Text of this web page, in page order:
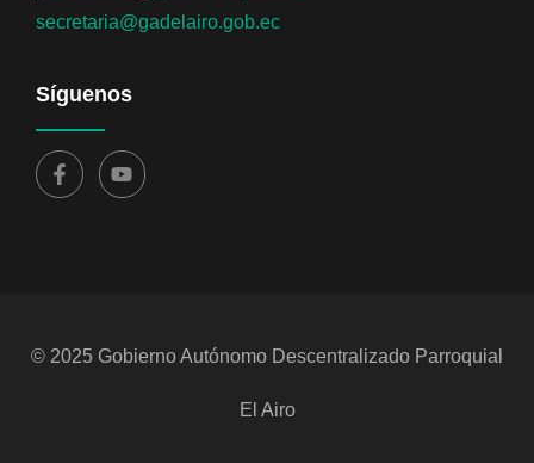
secretaria@gadelairo.gob.ec
Síguenos
© 2025 Gobierno Autónomo Descentralizado Parroquial
El Airo